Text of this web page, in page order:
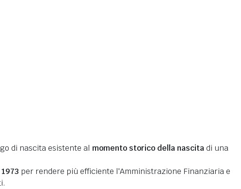
di nascita esistente al momento storico della nascitadi una
1973 per rendere più efficiente l'Amministrazione Finanziaria e